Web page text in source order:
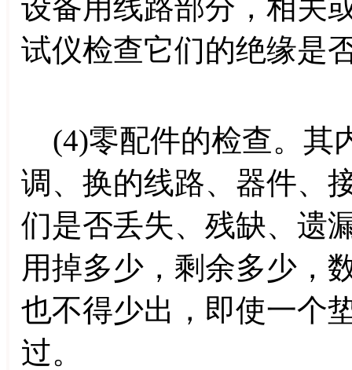
设备用线路部分，相关
试仪检查它们的绝缘是
(4)零配件的检查。其
调、换的线路、器件、
们是否丢失、残缺、遗
用掉多少，剩余多少，
也不得少出，即使一个
过。